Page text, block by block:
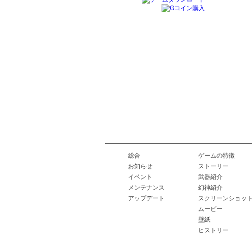
総合
お知らせ
イベント
メンテナンス
アップデート
ゲームの特徴
ストーリー
武器紹介
幻神紹介
スクリーンショット
ムービー
壁紙
ヒストリー